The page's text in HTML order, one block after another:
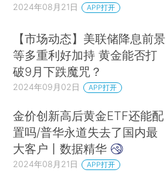
2024年08月21日 APP打开
【市场动态】美联储降息前景
等多重利好加持 黄金能否打
破9月下跌魔咒？
2024年09月02日 APP打开
金价创新高后黄金ETF还能配
置吗/普华永道失去了国内最
大客户丨数据精华
2024年08月21日 APP打开